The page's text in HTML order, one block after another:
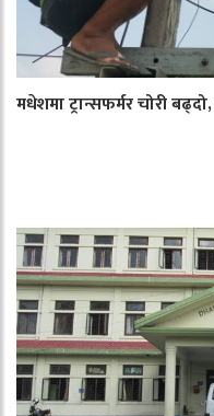
मधेशमा ट्रान्सफर्मर चोरी